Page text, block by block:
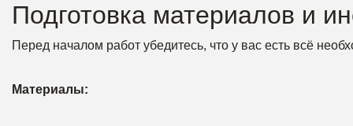
Подготовка материалов и
Перед началом работ убедитесь, что у вас есть всё
Материалы: